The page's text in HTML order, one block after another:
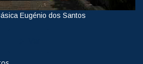
Eugénio dos Santos